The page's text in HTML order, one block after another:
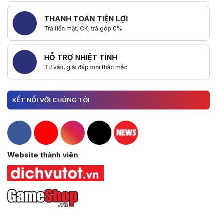
THANH TOÁN TIỆN LỢI
Trả tiền mặt, CK, trả góp 0%
HỖ TRỢ NHIỆT TÌNH
Tư vấn, giải đáp mọi thắc mắc
KẾT NỐI VỚI CHÚNG TÔI
Hacom Facebook
Hacom YouTube
Hacom Instagram
Hacom TikTok
Website thành viên